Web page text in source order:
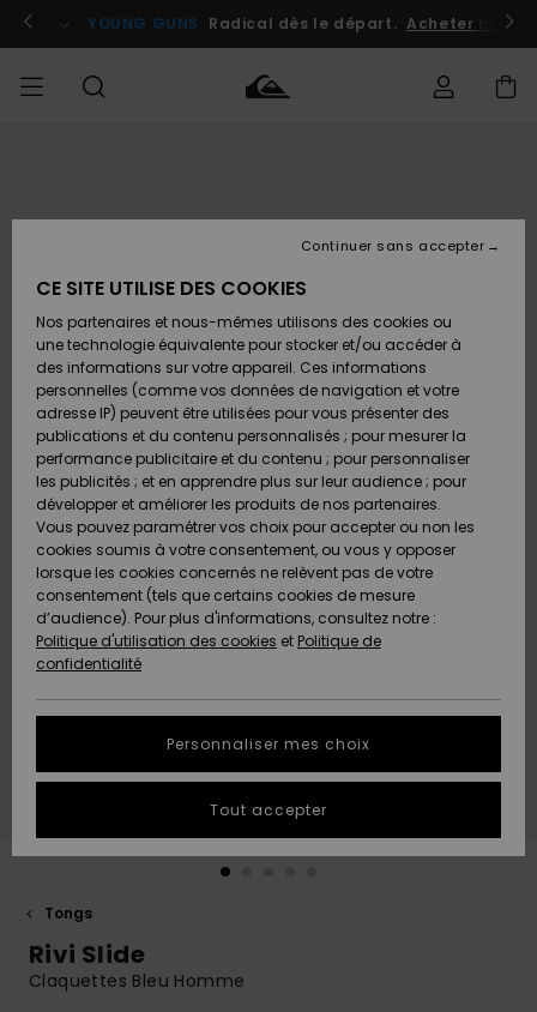
l'information
le
Se connecter / s'inscrire
YOUNG GUNS Radical dès le départ. Acheter
Chaussures
& Tongs
Surf
Snow
Nouveautés
A
Découvrir
Chaussures
& Tongs
Surf
Snow
Nouveautés
A
Découvrir
FEMME
A
Découvrir
Snow
SURF
Surf
Shop
Enfant
Highlights
Communauté
SNOW
Snow
Shop
Enfant
Snow
Shop
Femme
A
Découvrir
Communauté
OUTLET
Enfant
Outlet
Femme
AIDE &
CONTACT
Retours
Paiement
Carte
Cadeau
Quiksilver
Freedom
Protection
des
tailles
conversation
à votre
MAGASINS
QUIKSILVER
Tongs
Rivi Slide
Claquettes Bleu Homme
CE SITE UTILISE DES COOKIES
Nos partenaires et nous-mêmes utilisons des cookies ou
une technologie équivalente pour stocker et/ou accéder à
des informations sur votre appareil. Ces informations
personnelles (comme vos données de navigation et votre
adresse IP) peuvent être utilisées pour vous présenter des
publications et du contenu personnalisés ; pour mesurer la
performance publicitaire et du contenu ; pour personnaliser
les publicités ; et en apprendre plus sur leur audience ; pour
développer et améliorer les produits de nos partenaires.
Vous pouvez paramétrer vos choix pour accepter ou non les
cookies soumis à votre consentement, ou vous y opposer
lorsque les cookies concernés ne relèvent pas de votre
consentement (tels que certains cookies de mesure
d’audience). Pour plus d'informations, consultez notre :
Politique d'utilisation des cookies et Politique de
confidentialité
Personnaliser mes choix
Continuer sans accepter
Tout accepter